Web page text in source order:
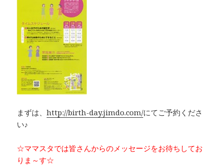
まずは、http://birth-day.jimdo.com/にてご予約くださ
い♪
☆ママスタでは皆さんからのメッセージをお待ちしてお
りま～す☆